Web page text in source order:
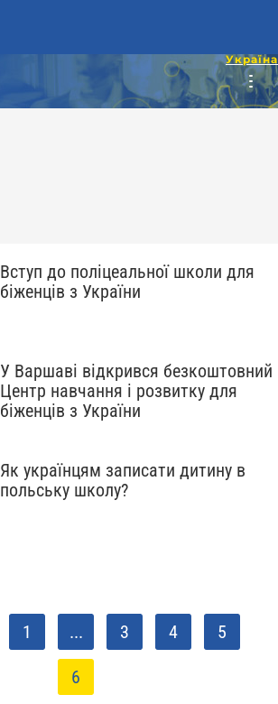
Вступ до поліцеальної школи для
біженців з України
У Варшаві відкрився безкоштовний
Центр навчання і розвитку для
біженців з України
Як українцям записати дитину в
польську школу?
1 ... 3 4 5
6